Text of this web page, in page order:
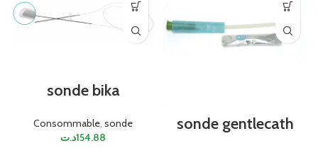
sonde bika
Consommable, sonde
154.88د.ت
sonde gentlecath